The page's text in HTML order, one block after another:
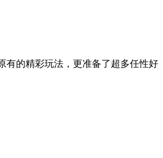
有的精彩玩法，更准备了超多任性好